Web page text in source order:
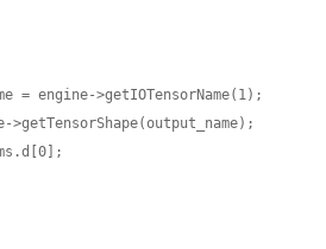
= engine->getIOTensorName(1);